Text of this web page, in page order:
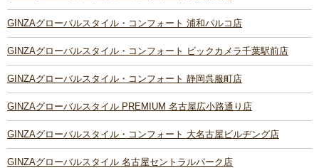
GINZAグローバルスタイル・コンフォート 浦和パルコ店
GINZAグローバルスタイル・コンフォート ビックカメラ千葉駅前店
GINZAグローバルスタイル・コンフォート 静岡呉服町店
GINZAグローバルスタイル PREMIUM 名古屋広小路通り店
GINZAグローバルスタイル・コンフォート 大名古屋ビルヂング店
GINZAグローバルスタイル 名古屋セントラルパーク店